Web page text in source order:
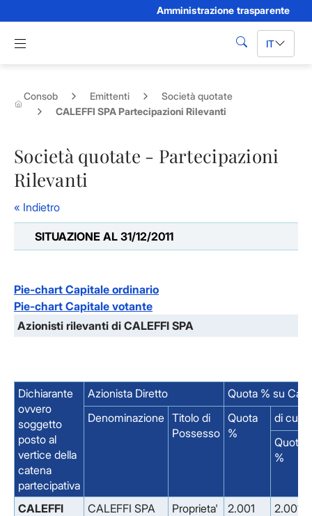
Amministrazione trasparente
Apri menu di navigazione
cerca IT
Consob Emittenti
Società quotate
CALEFFI SPA Partecipazioni Rilevanti
Società quotate - Partecipazioni
Rilevanti
« Indietro
SITUAZIONE AL 31/12/2011
Pie-chart Capitale ordinario
Pie-chart Capitale votante
Azionisti rilevanti di CALEFFI SPA
Dichiarante
ovvero
soggetto
posto al
vertice della
catena
partecipativa
Azionista Diretto
Quota % su
Denominazione Titolo di
Possesso
Quota
%
di cui
Quota
%
CALEFFI
CALEFFI SPA Proprieta' 2.001
2.001